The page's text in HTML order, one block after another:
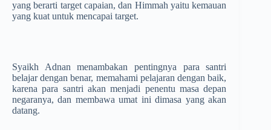
yang berarti target capaian, dan Himmah yaitu kemauan
yang kuat untuk mencapai target.
Syaikh Adnan menambakan pentingnya para santri
belajar dengan benar, memahami pelajaran dengan baik,
karena para santri akan menjadi penentu masa depan
negaranya, dan membawa umat ini dimasa yang akan
datang.